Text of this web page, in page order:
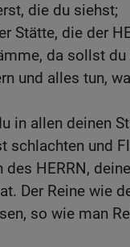
die du siehst;
Stätte, die der
da sollst du
und alles tun,
in allen deinen
schlachten und
des HERRN,
Der Reine wie
so wie man